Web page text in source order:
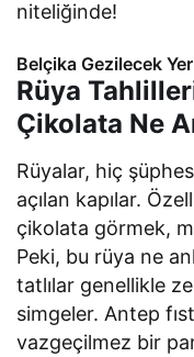
niteliğinde!
Belçika Gezilecek
Rüya
Çikolata Ne
Rüyalar, hiç
açılan kapılar.
çikolata görmek,
Peki, bu rüya ne
tatlılar genellikle
simgeler. Antep
vazgeçilmez bir